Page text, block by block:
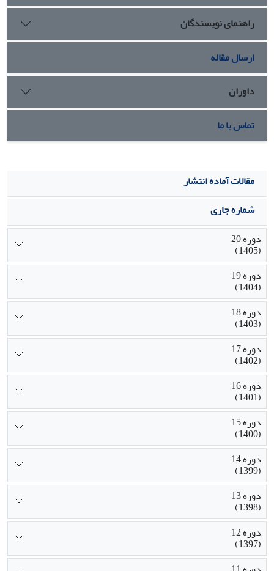
راهنمای نویسندگان
ارسال مقاله
داوران
تماس با ما
مقالات آماده انتشار
شماره جاری
دوره 20
(1405)
دوره 19
(1404)
دوره 18
(1403)
دوره 17
(1402)
دوره 16
(1401)
دوره 15
(1400)
دوره 14
(1399)
دوره 13
(1398)
دوره 12
(1397)